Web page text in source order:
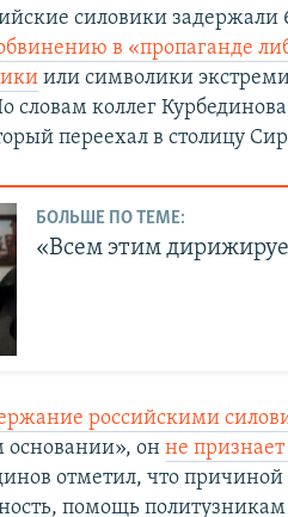
силовики задержали
в «пропаганде
или символики
словам коллег
переехал в столицу
БОЛЬШЕ ПО ТЕМЕ:
«Всем этим
российскими
основании», онне
отметил, что причиной
помощь